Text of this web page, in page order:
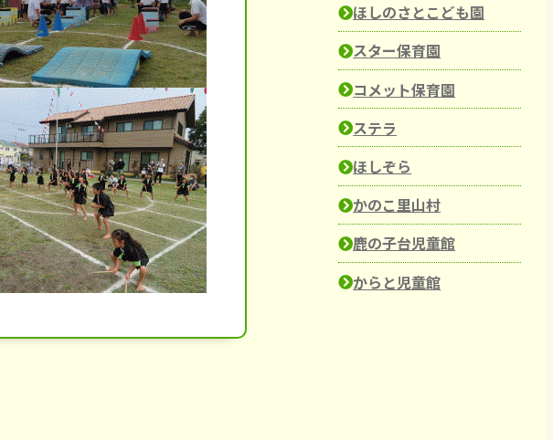
ほしのさとこども園
スター保育園
コメット保育園
ステラ
ほしぞら
かのこ里山村
鹿の子台児童館
からと児童館